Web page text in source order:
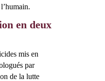
en deux
mis en
par
de la lutte